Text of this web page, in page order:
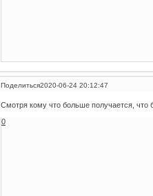
Поделиться2020-06-24 20:12:47
Смотря кому что больше получается, что
0